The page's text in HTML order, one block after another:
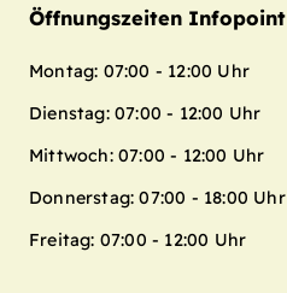
Öffnungszeiten Infopoint
Montag: 07:00 - 12:00 Uhr
Dienstag: 07:00 - 12:00 Uhr
Mittwoch: 07:00 - 12:00 Uhr
Donnerstag: 07:00 - 18:00 Uhr
Freitag: 07:00 - 12:00 Uhr